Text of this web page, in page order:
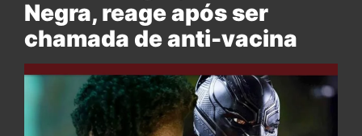
Negra, reage após ser
chamada de anti-vacina